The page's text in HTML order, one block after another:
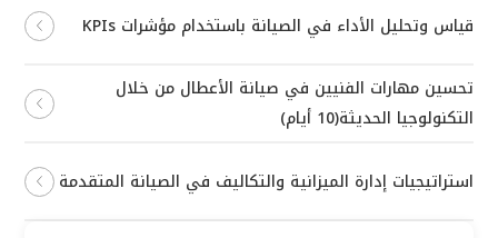
قياس وتحليل الأداء في الصيانة باستخدام مؤشرات KPIs
تحسين مهارات الفنيين في صيانة الأعطال من خلال
التكنولوجيا الحديثة(10 أيام)
استراتيجيات إدارة الميزانية والتكاليف في الصيانة المتقدمة